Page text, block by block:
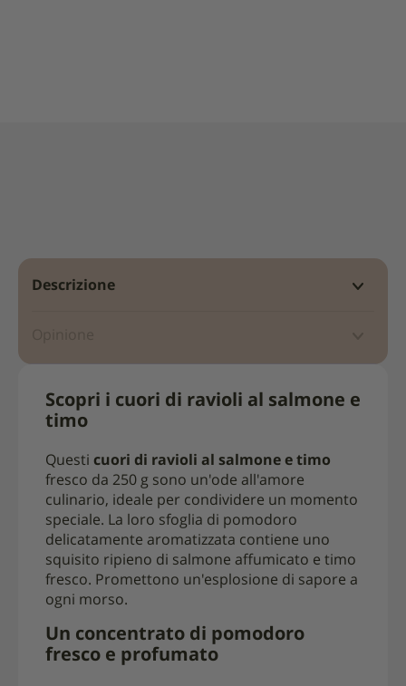
Descrizione
Scopri i cuori di ravioli al salmone e
timo
Questi cuori di ravioli al salmone e timo
fresco da 250 g sono un'ode all'amore
culinario, ideale per condividere un momento
speciale. La loro sfoglia di pomodoro
delicatamente aromatizzata contiene uno
squisito ripieno di salmone affumicato e timo
fresco. Promettono un'esplosione di sapore a
ogni morso.
Un concentrato di pomodoro
fresco e profumato